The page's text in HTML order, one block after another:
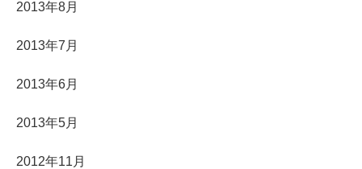
2013年8月
2013年7月
2013年6月
2013年5月
2012年11月